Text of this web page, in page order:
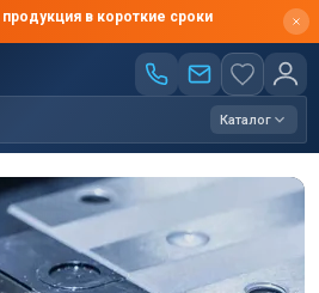
продукция в короткие сроки
Каталог